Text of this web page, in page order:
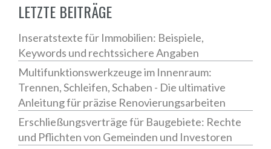
LETZTE BEITRÄGE
Inseratstexte für Immobilien: Beispiele,
Keywords und rechtssichere Angaben
Multifunktionswerkzeuge im Innenraum:
Trennen, Schleifen, Schaben - Die ultimative
Anleitung für präzise Renovierungsarbeiten
Erschließungsverträge für Baugebiete: Rechte
und Pflichten von Gemeinden und Investoren